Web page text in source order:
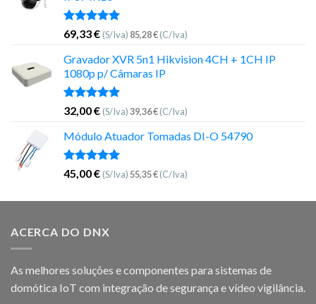
Avaliação
5.00
de 5
69,33€ (S/Iva) 85,28€(C/Iva)
Gravador XVR 5n1 Hikvision 4CH + 1CH IP
1080p p/ Câmaras IP
Avaliação
5.00
de 5
32,00€ (S/Iva)39,36€(C/Iva)
Módulo Atuador Tomadas DI-O 54790
Avaliação
5.00
de 5
45,00€ (S/Iva)55,35€(C/Iva)
ACERCA DO DNX
As melhores soluções e componentes para sistemas de
domótica IoT com integração de segurança e vídeo vigilância.